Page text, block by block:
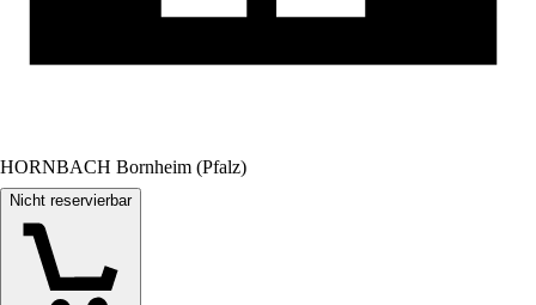
HORNBACH Bornheim (Pfalz)
Nicht reservierbar